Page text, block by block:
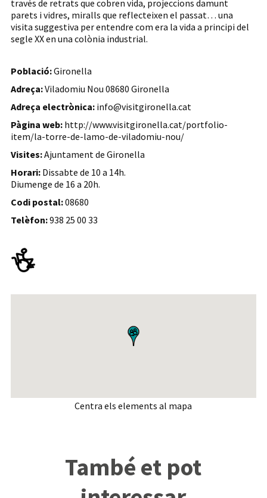
través de retrats que cobren vida, projeccions damunt
parets i vidres, miralls que reflecteixen el passat… una
visita suggestiva per entendre com era la vida a principi del
segle XX en una colònia industrial.
Població:Gironella
Adreça:Viladomiu Nou 08680 Gironella
Adreça electrònica: info@visitgironella.cat
Pàgina web: http://www.visitgironella.cat/portfolio-
item/la-torre-de-lamo-de-viladomiu-nou/
Visites:Ajuntament de Gironella
Horari: Dissabte de 10 a 14h.
Diumenge de 16 a 20h.
Codi postal:08680
Telèfon:938 25 00 33
Centra els elements al mapa
També et pot